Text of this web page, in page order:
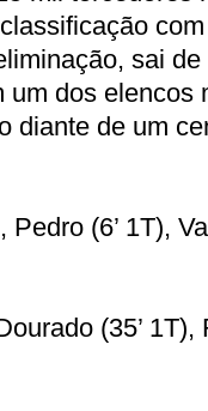
sai
um dos elencos
diante de um
Pedro (6’ 1T),
(35’ 1T),